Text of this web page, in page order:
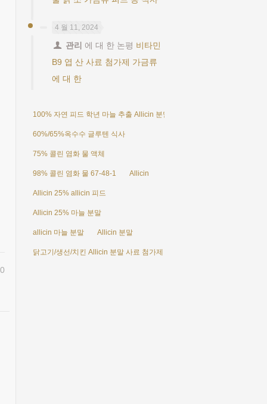
0
4 월 11, 2024
관리 에 대 한 논평 비타민
B9 엽 산 사료 첨가제 가금류
에 대 한
100% 자연 피드 학년 마늘 추출 Allicin 분말 25%
60%/65%옥수수 글루텐 식사
75% 콜린 염화 물 액체
98% 콜린 염화 물 67-48-1 Allicin
Allicin 25% allicin 피드
Allicin 25% 마늘 분말
allicin 마늘 분말 Allicin 분말
닭고기/생선/치킨 Allicin 분말 사료 첨가제